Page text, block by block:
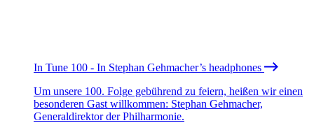
In Tune 100 - In Stephan Gehmacher’s headphones
Um unsere 100. Folge gebührend zu feiern, heißen wir einen
besonderen Gast willkommen: Stephan Gehmacher,
Generaldirektor der Philharmonie.